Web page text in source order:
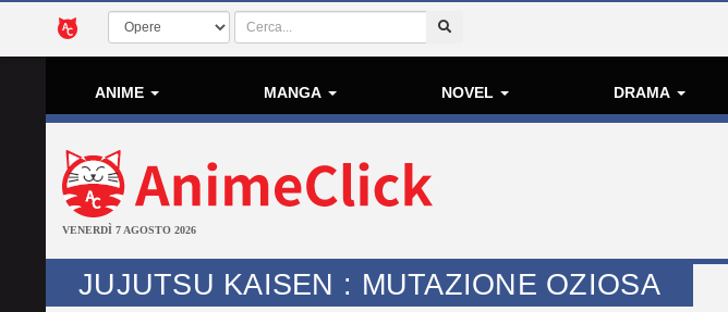
ANIME MANGA NOVEL DRAMA
VENERDÌ 7 AGOSTO 2026
JUJUTSU KAISEN : MUTAZIONE OZIOSA